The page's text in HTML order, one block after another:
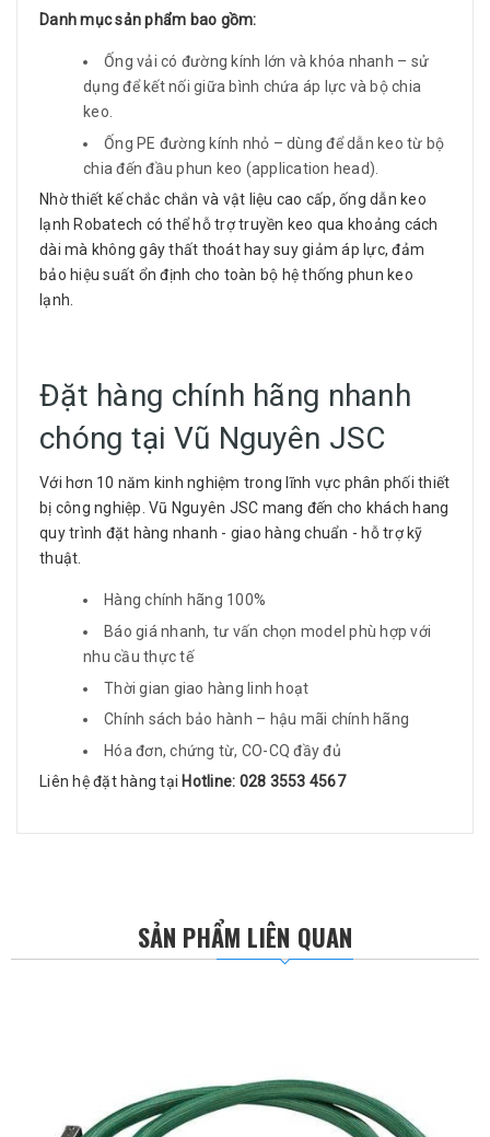
Danh mục sản phẩm bao gồm:
Ống vải có đường kính lớn và khóa nhanh – sử
dụng để kết nối giữa bình chứa áp lực và bộ chia
keo.
Ống PE đường kính nhỏ – dùng để dẫn keo từ bộ
chia đến đầu phun keo (application head).
Nhờ thiết kế chắc chắn và vật liệu cao cấp, ống dẫn keo
lạnh Robatech có thể hỗ trợ truyền keo qua khoảng cách
dài mà không gây thất thoát hay suy giảm áp lực, đảm
bảo hiệu suất ổn định cho toàn bộ hệ thống phun keo
lạnh.
Đặt hàng chính hãng nhanh
chóng tại Vũ Nguyên JSC
Với hơn 10 năm kinh nghiệm trong lĩnh vực phân phối thiết
bị công nghiệp. Vũ Nguyên JSC mang đến cho khách hang
quy trình đặt hàng nhanh - giao hàng chuẩn - hỗ trợ kỹ
thuật.
Hàng chính hãng 100%
Báo giá nhanh, tư vấn chọn model phù hợp với
nhu cầu thực tế
Thời gian giao hàng linh hoạt
Chính sách bảo hành – hậu mãi chính hãng
Hóa đơn, chứng từ, CO-CQ đầy đủ
Liên hệ đặt hàng tại Hotline: 028 3553 4567
SẢN PHẨM LIÊN QUAN